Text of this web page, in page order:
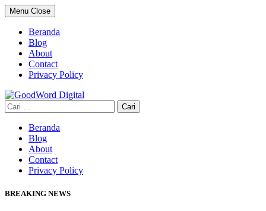
Skip
to
content
Menu Close
Beranda
Blog
About
Contact
Privacy Policy
Cari
untuk:
Beranda
Blog
About
Contact
Privacy Policy
BREAKING NEWS